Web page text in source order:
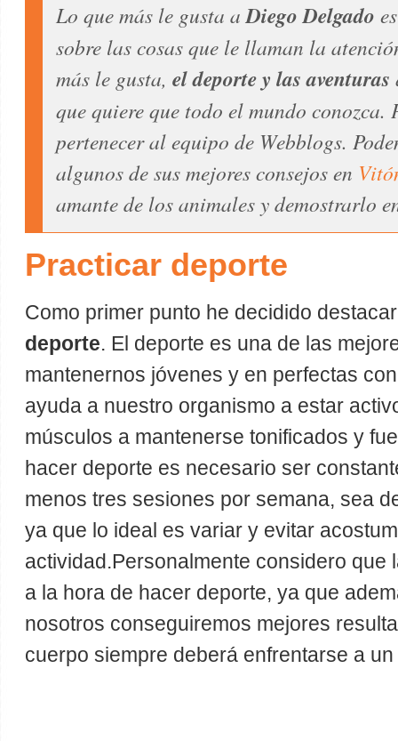
Lo que más le gusta a Diego Delgado
sobre las cosas que le llaman la
más le gusta, el deporte y las aventuras
que quiere que todo el mundo conozca.
pertenecer al equipo de Webblogs.
algunos de sus mejores consejos en
amante de los animales y demostrarlo
Practicar deporte
Como primer punto he decidido
deporte. El deporte es una de las
mantenernos jóvenes y en perfectas
ayuda a nuestro organismo a estar
músculos a mantenerse tonificados y
hacer deporte es necesario ser
menos tres sesiones por semana, sea
ya que lo ideal es variar y evitar
actividad.Personalmente considero que
a la hora de hacer deporte, ya que
nosotros conseguiremos mejores
cuerpo siempre deberá enfrentarse a